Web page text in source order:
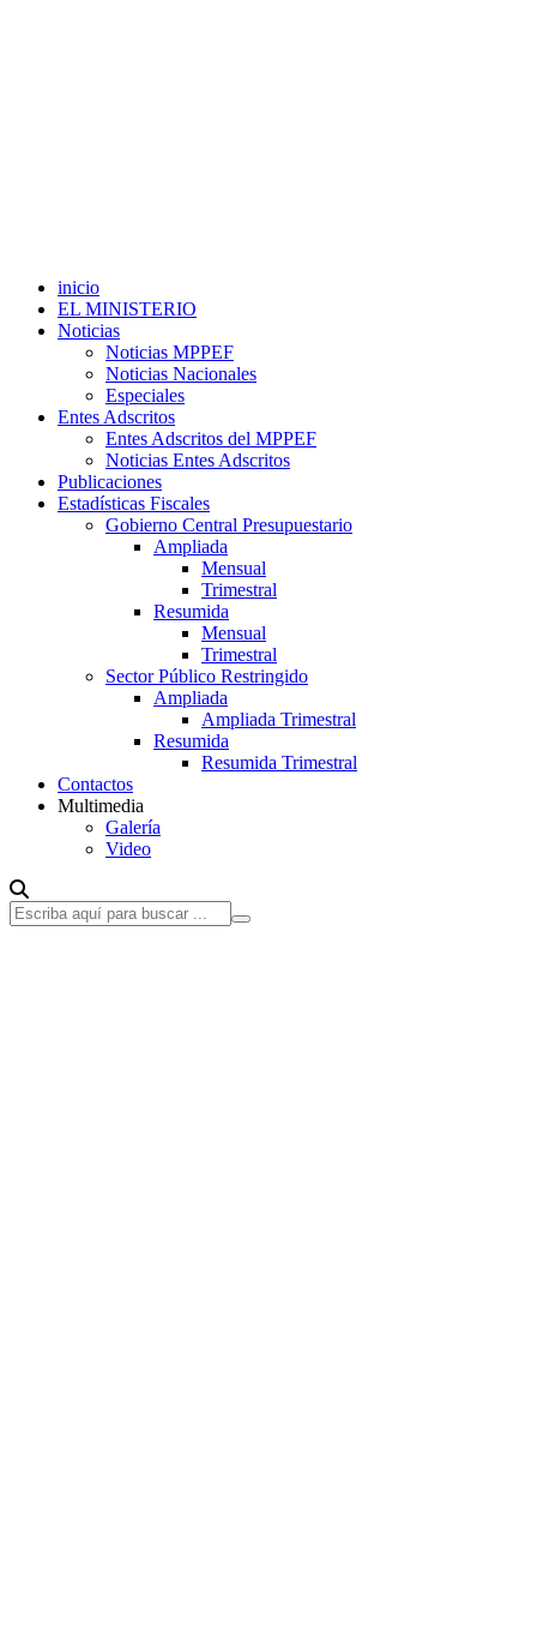
inicio
EL MINISTERIO
Noticias
Noticias MPPEF
Noticias Nacionales
Especiales
Entes Adscritos
Entes Adscritos del MPPEF
Noticias Entes Adscritos
Publicaciones
Estadísticas Fiscales
Gobierno Central Presupuestario
Ampliada
Mensual
Trimestral
Resumida
Mensual
Trimestral
Sector Público Restringido
Ampliada
Ampliada Trimestral
Resumida
Resumida Trimestral
Contactos
Multimedia
Galería
Video